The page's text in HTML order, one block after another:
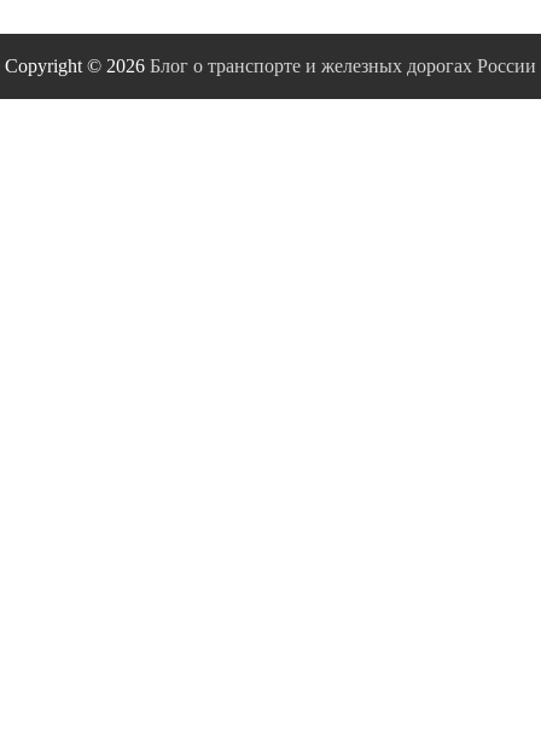
Copyright © 2026 Блог о транспорте и железных дорогах России